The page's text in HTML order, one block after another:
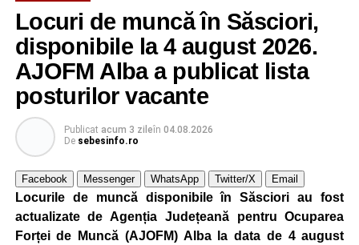
Potrivit unui comunicat al companiei, măsura va fi aplicată
gradual, în funcție de necesitățile sistemului energetic.
Reprezentanții Kronospan precizează că evoluția situației
este monitorizată permanent, iar activitatea va reveni la
capacitate normală imediat ce condițiile vor permite.
Compania dă asigurări că oprirea temporară a unor linii
de producție nu va afecta livrările către clienți.
Kronospan se numără printre cei mai mari consumatori de
energie electrică din România. O parte din necesarul
energetic este acoperită prin producția proprie de energie,
realizată cu ajutorul panourilor fotovoltaice și al unităților
Locuri de muncă în Săsciori,
disponibile la 4 august 2026.
AJOFM Alba a publicat lista
posturilor vacante
Publicat acum 3 zileîn 04.08.2026
De sebesinfo.ro
Facebook Messenger WhatsApp Twitter/X Email
Locurile de muncă disponibile în Săsciori au fost
actualizate de Agenția Județeană pentru Ocuparea
Forței de Muncă (AJOFM) Alba la data de 4 august